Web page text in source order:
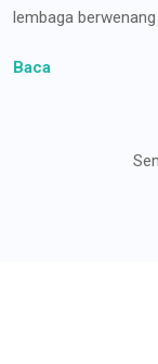
lembaga
Baca